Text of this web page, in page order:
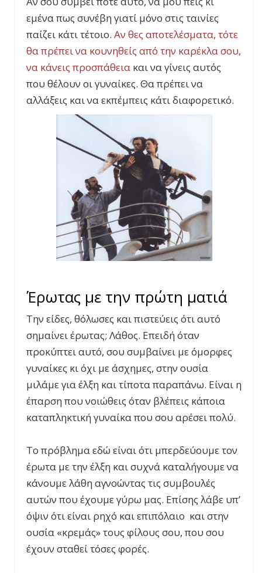
εμένα πως συνέβη γιατί μόνο στις ταινίες
παίζει κάτι τέτοιο. Αν θες αποτελέσματα, τότε
θα πρέπει να κουνηθείς από την καρέκλα σου,
να κάνεις προσπάθεια και να γίνεις αυτός
που θέλουν οι γυναίκες. Θα πρέπει να
αλλάξεις και να εκπέμπεις κάτι διαφορετικό.
Έρωτας με την πρώτη ματιά
Την είδες, θόλωσες και πιστεύεις ότι αυτό
σημαίνει έρωτας; Λάθος. Επειδή όταν
προκύπτει αυτό, σου συμβαίνει με όμορφες
γυναίκες κι όχι με άσχημες, στην ουσία
μιλάμε για έλξη και τίποτα παραπάνω. Είναι η
έπαρση που νοιώθεις όταν βλέπεις κάποια
καταπληκτική γυναίκα που σου αρέσει πολύ.
Το πρόβλημα εδώ είναι ότι μπερδεύουμε τον
έρωτα με την έλξη και συχνά καταλήγουμε να
κάνουμε λάθη αγνοώντας τις συμβουλές
αυτών που έχουμε γύρω μας. Επίσης λάβε υπ’
όψιν ότι είναι ρηχό και επιπόλαιο και στην
ουσία «κρεμάς» τους φίλους σου, που σου
έχουν σταθεί τόσες φορές.